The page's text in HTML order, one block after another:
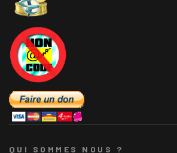
QUI SOMMES NOUS ?